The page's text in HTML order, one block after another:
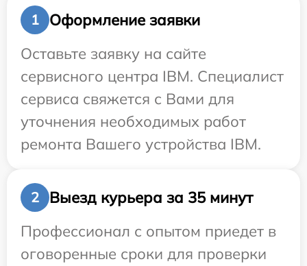
1
Оформление заявки
Оставьте заявку на сайте
сервисного центра IBM. Специалист
сервиса свяжется с Вами для
уточнения необходимых работ
ремонта Вашего устройства IBM.
2
Выезд курьера за 35 минут
Профессионал с опытом приедет в
оговоренные сроки для проверки